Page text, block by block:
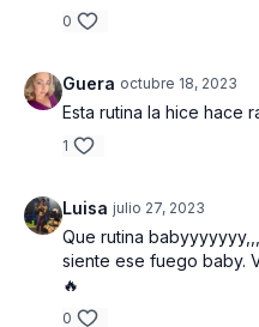
Estiramiento final
Duración total 53:09 minutos
Bloque 1 HOMBROS
con mancuernas 20 rep |3
Bloque 2 TRICEPS:
Extension de triceps en
pecho 20 rep | 3 series totales
0
Guera octubre 18, 2023
Esta rutina la hice hace
1
Luisa julio 27, 2023
Que rutina
siente ese fuego baby.
🔥
0